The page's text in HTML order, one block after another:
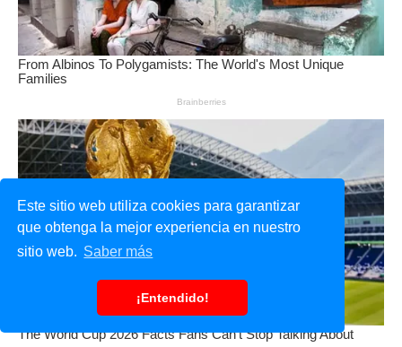
Este sitio web utiliza cookies para garantizar
que obtenga la mejor experiencia en nuestro
sitio web. Saber más
¡Entendido!